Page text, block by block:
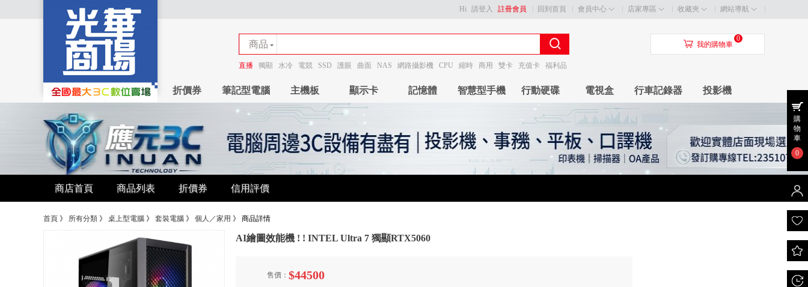
回到首頁 會員中心 店家專區 收藏夾 網站導航
Hi 請登入 註冊會員
商品
商店
直播 獨顯 水冷 電競 SSD 護眼 曲面 NAS 網路攝影機 CPU 縮時 商用 雙卡 充值卡 福利品
󰃦 我的購物車
0
折價券 筆記型電腦 主機板 顯示卡 記憶體 智慧型手機 行動硬碟 電視盒 行車記錄器 投影機
商店首頁 商品列表 折價券 信用評價
首頁 》 所有分類 》 桌上型電腦 》 套裝電腦 》 個人／家用 》 商品詳情
AI繪圖效能機 ! ! INTEL Ultra 7 獨顯RTX5060
售價： $44500
購
物
車
0